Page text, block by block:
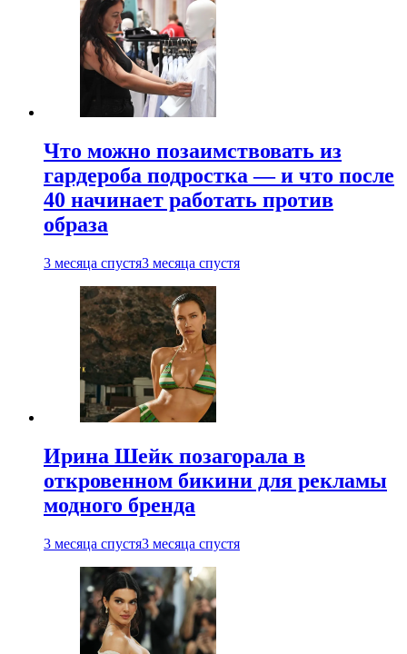
Что можно позаимствовать из
гардероба подростка — и что после
40 начинает работать против
образа
3 месяца спустя3 месяца спустя
Ирина Шейк позагорала в
откровенном бикини для рекламы
модного бренда
3 месяца спустя3 месяца спустя